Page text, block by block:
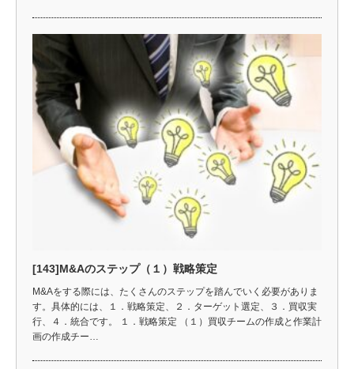
[143]M&Aのステップ（１）戦略策定
M&Aをする際には、たくさんのステップを踏んでいく必要がありま
す。具体的には、１．戦略策定、２．ターゲット選定、３．買収実
行、４．統合です。 １．戦略策定 （１）買収チームの作成と作業計
画の作成チー…